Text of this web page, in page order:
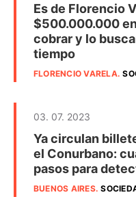
Es de Florencio
$500.000.000
cobrar y lo
tiempo
FLORENCIO VARELA.
03. 07. 2023
Ya circulan
el Conurbano:
pasos para
BUENOS AIRES.